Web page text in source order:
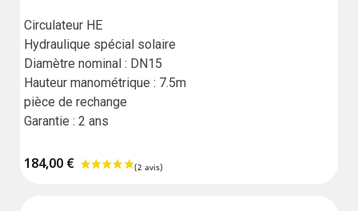
Circulateur HE
Hydraulique spécial solaire
Diamètre nominal : DN15
Hauteur manométrique : 7.5m
pièce de rechange
Garantie : 2 ans
184,00 €